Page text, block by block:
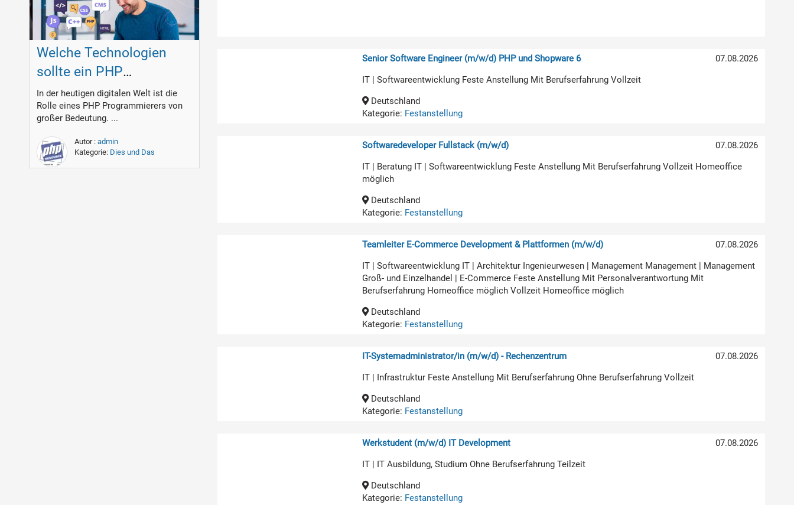
07.08.2026
Senior Software Engineer (m/w/d) PHP und Shopware 6
IT | Softwareentwicklung Feste Anstellung Mit Berufserfahrung Vollzeit
Deutschland
Kategorie: Festanstellung
07.08.2026
Softwaredeveloper Fullstack (m/w/d)
IT | Beratung IT | Softwareentwicklung Feste Anstellung Mit Berufserfahrung Vollzeit Homeoffice
möglich
Deutschland
Kategorie: Festanstellung
07.08.2026
Teamleiter E-Commerce Development & Plattformen (m/w/d)
IT | Softwareentwicklung IT | Architektur Ingenieurwesen | Management Management | Management
Groß- und Einzelhandel | E-Commerce Feste Anstellung Mit Personalverantwortung Mit
Berufserfahrung Homeoffice möglich Vollzeit Homeoffice möglich
Deutschland
Kategorie: Festanstellung
07.08.2026
IT-Systemadministrator/in (m/w/d) - Rechenzentrum
IT | Infrastruktur Feste Anstellung Mit Berufserfahrung Ohne Berufserfahrung Vollzeit
Deutschland
Kategorie: Festanstellung
07.08.2026
Werkstudent (m/w/d) IT Development
IT | IT Ausbildung, Studium Ohne Berufserfahrung Teilzeit
Deutschland
Kategorie: Festanstellung
Welche Technologien
sollte ein PHP
Programmierer
beherrschen?
In der heutigen digitalen Welt ist die
Rolle eines PHP Programmierers von
großer Bedeutung. ...
Autor : admin
Kategorie: Dies und Das